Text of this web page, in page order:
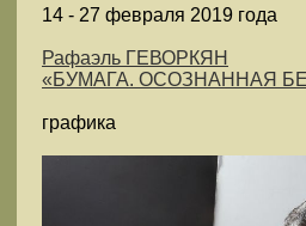
14 - 27 февраля 2019 года
Рафаэль ГЕВОРКЯН
«БУМАГА. ОСОЗНАННАЯ
графика